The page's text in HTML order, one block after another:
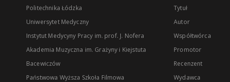
Politechnika Łódzka
Uniwersytet Medyczny
Instytut Medycyny Pracy im. prof. J. Nofera
Akademia Muzyczna im. Grażyny i Kiejstuta
Bacewiczów
Państwowa Wyższa Szkoła Filmowa
Tytuł
Autor
Współtwórca
Promotor
Recenzent
Wydawca